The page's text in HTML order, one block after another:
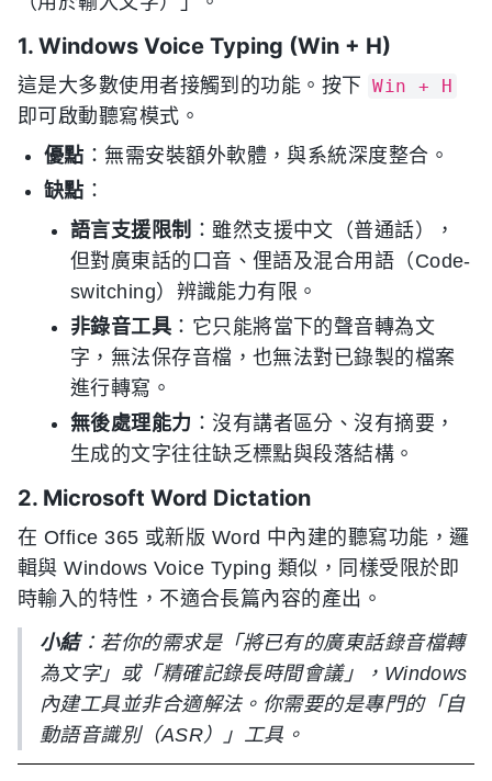
1. Windows Voice Typing (Win + H)
這是大多數使用者接觸到的功能。按下 Win + H
即可啟動聽寫模式。
優點 ：無需安裝額外軟體，與系統深度整合。
缺點 ：
語言支援限制 ：雖然支援中文（普通話），
但對廣東話的口音、俚語及混合用語（Code-
switching）辨識能力有限。
非錄音工具 ：它只能將當下的聲音轉為文
字，無法保存音檔，也無法對已錄製的檔案
進行轉寫。
無後處理能力 ：沒有講者區分、沒有摘要，
生成的文字往往缺乏標點與段落結構。
2. Microsoft Word Dictation
在 Office 365 或新版 Word 中內建的聽寫功能，邏
輯與 Windows Voice Typing 類似，同樣受限於即
時輸入的特性，不適合長篇內容的產出。
小結：若你的需求是「將已有的廣東話錄音檔轉
為文字」或「精確記錄長時間會議」，Windows
內建工具並非合適解法。你需要的是專門的「自
動語音識別（ASR）」工具。